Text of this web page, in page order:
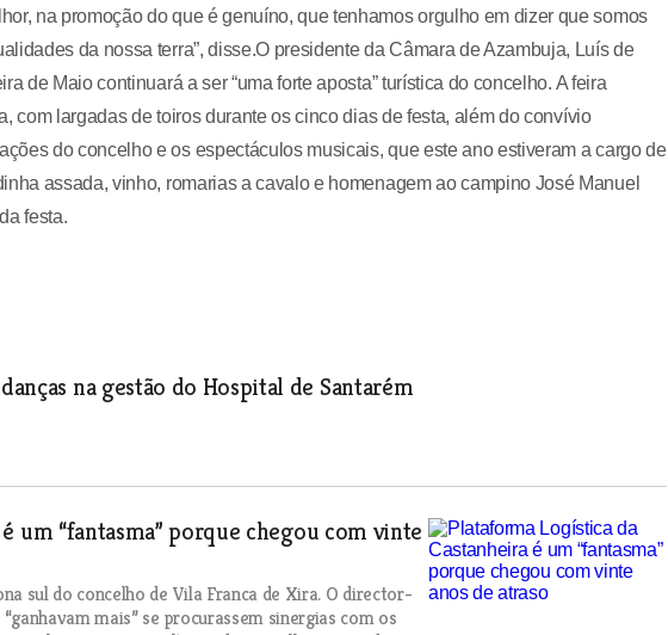
na promoção do que é genuíno, que tenhamos orgulho em dizer que somos
da nossa terra”, disse.O presidente da Câmara de Azambuja, Luís de
de Maio continuará a ser “uma forte aposta” turística do concelho. A feira
com largadas de toiros durante os cinco dias de festa, além do convívio
do concelho e os espectáculos musicais, que este ano estiveram a cargo de
assada, vinho, romarias a cavalo e homenagem ao campino José Manuel
festa.
na gestão do Hospital de Santarém
um “fantasma” porque chegou com vinte
sul do concelho de Vila Franca de Xira. O director-
mais” se procurassem sinergias com os